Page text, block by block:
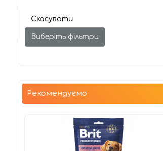
Скасувати
Виберіть фільтри
Рекомендуємо